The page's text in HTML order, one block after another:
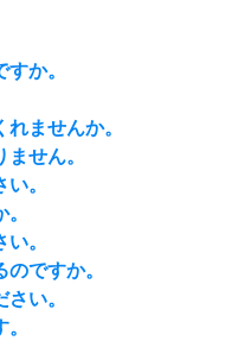
か。
ませんか。
せん。
。
。
ですか。
い。